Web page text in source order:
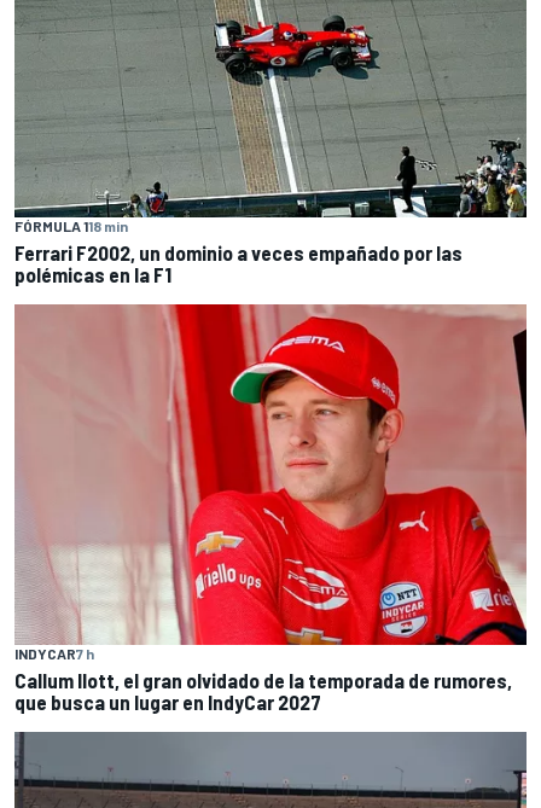
FÓRMULA 118 min
Ferrari F2002, un dominio a veces empañado por las
polémicas en la F1
INDYCAR7 h
Callum Ilott, el gran olvidado de la temporada de rumores,
que busca un lugar en IndyCar 2027